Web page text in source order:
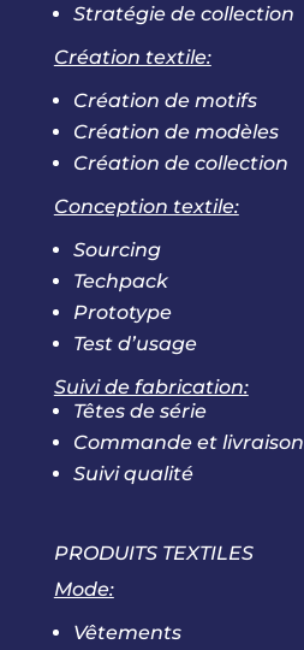
Stratégie de collection
Création textile:
Création de motifs
Création de modèles
Création de collection
Conception textile:
Sourcing
Techpack
Prototype
Test d’usage
Suivi de fabrication:
Têtes de série
Commande et livraison
Suivi qualité
PRODUITS TEXTILES
Mode:
Vêtements